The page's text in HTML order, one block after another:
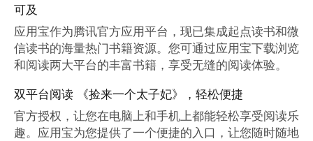
可及
应用宝作为腾讯官方应用平台，现已集成起点读书和微
信读书的海量热门书籍资源。您可通过应用宝下载浏览
和阅读两大平台的丰富书籍，享受无缝的阅读体验。
双平台阅读 《捡来一个太子妃》，轻松便捷
官方授权，让您在电脑上和手机上都能轻松享受阅读乐
趣。应用宝为您提供了一个便捷的入口，让您随时随地